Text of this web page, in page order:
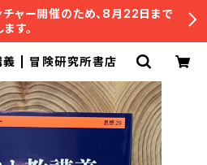
ャー開催のため、8月22日まで
す。
義 | 冒険研究所書店